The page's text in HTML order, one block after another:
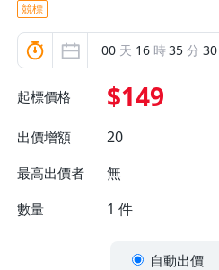
競標
00 天 16 時35 分 29
起標價格 $149
出價增額 20
最高出價者 無
數量 1 件
自動出價